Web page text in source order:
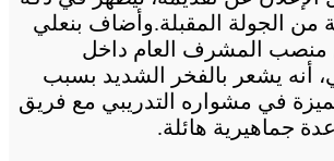
من الجولة المقبلة.وأضاف بنعلي
منصب المشرف العام داخل
أنه يشعر بالفخر الشديد بسبب
في مشواره التدريبي مع فريق
جماهيرية هائلة.